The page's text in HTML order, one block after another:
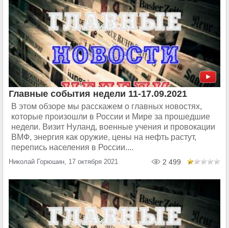
Главные события недели 11-17.09.2021
В этом обзоре мы расскажем о главных новостях,
которые произошли в России и Мире за прошедшие
недели. Визит Нуланд, военные учения и провокации
ВМФ, энергия как оружие, цены на нефть растут,
перепись населения в России....
Николай Горюшин, 17 октября 2021 2 499